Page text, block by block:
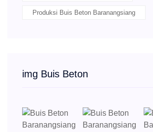
Produksi Buis Beton Baranangsiang
img Buis Beton